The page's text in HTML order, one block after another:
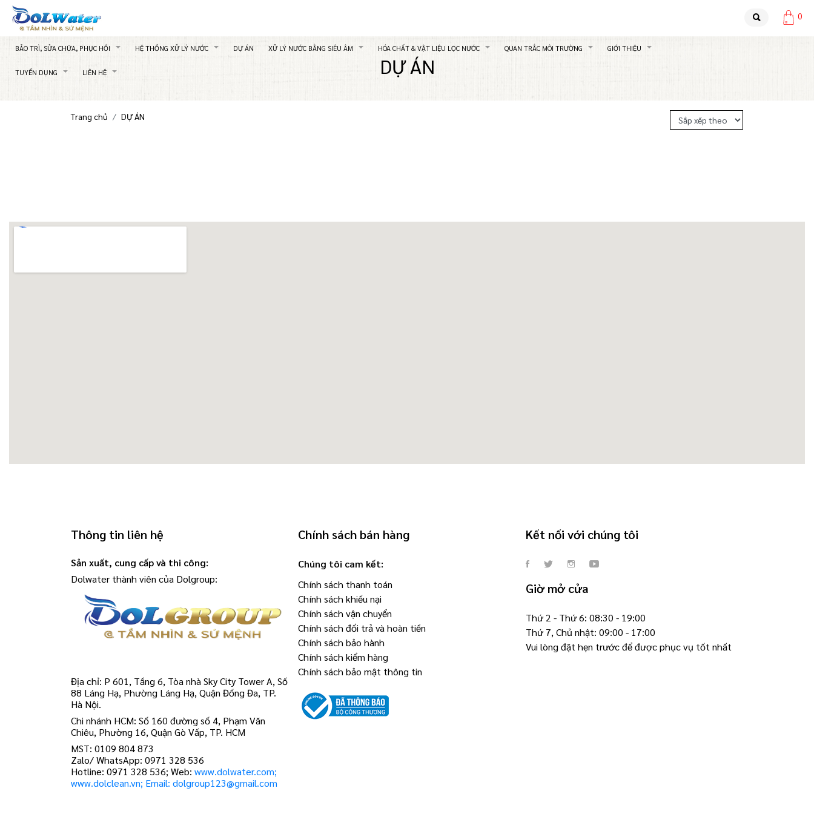
BẢO TRÌ, SỬA CHỮA, PHỤC HỒI HỆ THỐNG XỬ LÝ NƯỚC DỰ ÁN XỬ LÝ NƯỚC BẰNG SIÊU ÂM HÓA CHẤT & VẬT LIỆU LỌC NƯỚC QUAN TRẮC MÔI TRƯỜNG GIỚI THIỆU
TUYỂN DỤNG LIÊN HỆ
0
DỰ ÁN
Trang chủ DỰ ÁN
Thông tin liên hệ
Sản xuất, cung cấp và thi công:
Dolwater thành viên của Dolgroup:
Địa chỉ: P 601, Tầng 6, Tòa nhà Sky City Tower A, Số
88 Láng Hạ, Phường Láng Hạ, Quận Đống Đa, TP.
Hà Nội.
Chi nhánh HCM: Số 160 đường số 4, Phạm Văn
Chiêu, Phường 16, Quận Gò Vấp, TP. HCM
MST: 0109 804 873
Zalo/ WhatsApp: 0971 328 536
Hotline: 0971 328 536; Web: www.dolwater.com;
www.dolclean.vn; Email: dolgroup123@gmail.com
Chính sách bán hàng
Chúng tôi cam kết:
Chính sách thanh toán
Chính sách khiếu nại
Chính sách vận chuyển
Chính sách đổi trả và hoàn tiền
Chính sách bảo hành
Chính sách kiểm hàng
Chính sách bảo mật thông tin
Kết nối với chúng tôi
Giờ mở cửa
Thứ 2 - Thứ 6: 08:30 - 19:00
Thứ 7, Chủ nhật: 09:00 - 17:00
Vui lòng đặt hẹn trước để được phục vụ tốt nhất